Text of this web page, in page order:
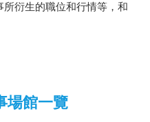
所衍生的職位和行情等，和
場館一覽